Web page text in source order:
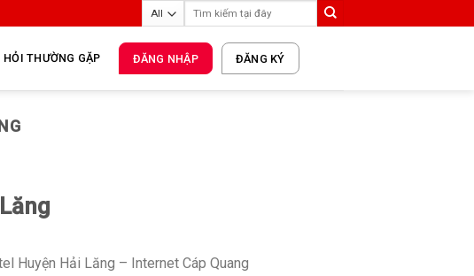
HỎI THƯỜNG GẶP ĐĂNG NHẬP ĐĂNG KÝ
Huyện Hải Lăng – Internet Cáp Quang